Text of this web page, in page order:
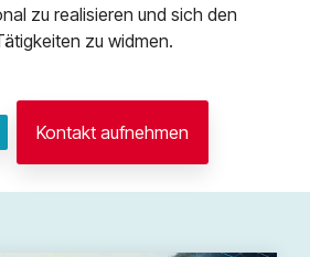
zu realisieren und sich den
zu widmen.
Kontakt aufnehmen